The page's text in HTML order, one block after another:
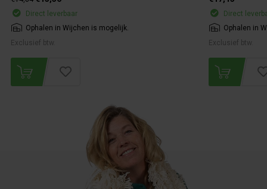
Direct leverbaar
Ophalen in Wijchen is mogelijk.
Exclusief btw.
Direct
Ophalen in
Exclusief btw.